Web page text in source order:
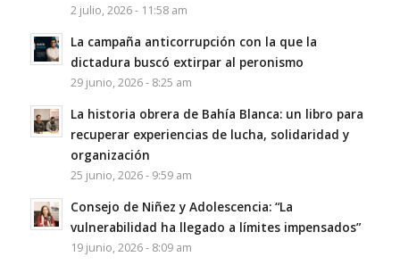
2 julio, 2026 - 11:58 am
La campaña anticorrupción con la que la
dictadura buscó extirpar al peronismo
29 junio, 2026 - 8:25 am
La historia obrera de Bahía Blanca: un libro para
recuperar experiencias de lucha, solidaridad y
organización
25 junio, 2026 - 9:59 am
Consejo de Niñez y Adolescencia: “La
vulnerabilidad ha llegado a límites impensados”
19 junio, 2026 - 8:09 am